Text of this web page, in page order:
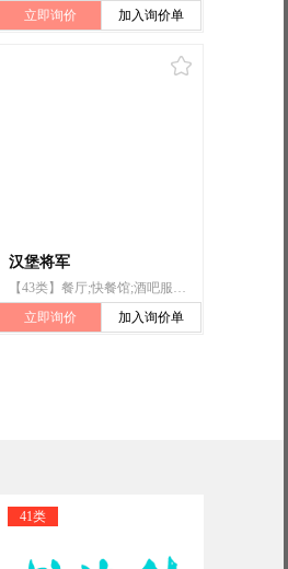
立即询价
加入询价单
汉堡将军
【43类】餐厅;快餐馆;酒吧服务;饭店;茶馆;食物雕刻;旅馆;比萨店;学校餐饮供应服务;欧式菜肴的餐饮供应服务
立即询价
加入询价单
41类